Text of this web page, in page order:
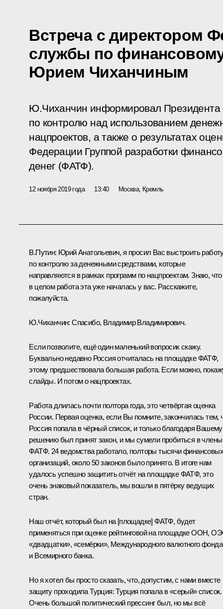
Встреча с директором
службы по
Юрием Чиханчиным
Ю.Чиханчин информировал Президента
по контролю над использованием
нацпроектов, а также о результатах
Федерации Группой разработки
денег (ФАТФ).
12 ноября 2019 года 13:40 Москва, Кремль
В.Путин: Юрий Анатольевич, я просил Вас выстроить
по контролю за денежными средствами, которые
направляются в рамках программ по нацпроектам. Знаю, что
в целом работа эта уже началась у вас. Расскажите,
пожалуйста.
Ю.Чиханчин: Спасибо, Владимир Владимирович.
Если позволите, ещё один маленький вопросик скажу.
Буквально недавно Россия отчиталась на площадке ФАТФ,
этому предшествовала большая работа. Если можно,
слайды. И потом о нацпроектах.
Работа длилась почти полтора года, это четвёртая оценка
России. Первая оценка, если Вы помните, закончилась тем,
Россия попала в чёрный список, и только благодаря Вашему
решению был принят закон, и мы сумели пробиться в члены
ФАТФ. 24 ведомства работало, полторы тысячи финансовых
организаций, около 50 законов было принято. В итоге нам
удалось успешно защитить отчёт на площадке ФАТФ, это
очень знаковый показатель, мы вошли в пятёрку ведущих
стран.
Наш отчёт, который был на [площадке] ФАТФ, будет
применяться при оценке рейтинговой на площадке ООН,
«двадцатки», «семёрки», Международного валютного фонда
и Всемирного банка.
Но я хотел бы просто сказать, что, допустим, с нами вместе
защиту проходила Турция: Турция попала в «серый» список.
Очень большой политический прессинг был, но мы всё